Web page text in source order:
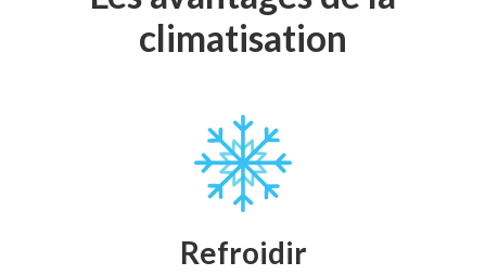
climatisation
Refroidir